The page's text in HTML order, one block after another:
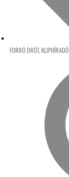
FORRÓ DRÓT, KLIPHÍRADÓ